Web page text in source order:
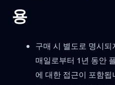
용
구매 시 별도로 명시
매일로부터 1년 동안
에 대한 접근이 포함됩